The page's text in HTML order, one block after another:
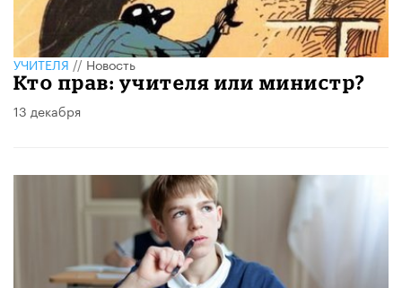
УЧИТЕЛЯ//Новость
Кто прав: учителя или министр?
13 декабря